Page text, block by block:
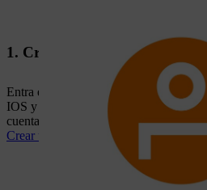
1. Crear una cuenta STIHL ID
Entra en MY STIHL o en la app
IOS y Android , con tu cuenta STIHL
cuenta, puedes crearla en pocos pasos.
Crear una cuenta STIHL ID